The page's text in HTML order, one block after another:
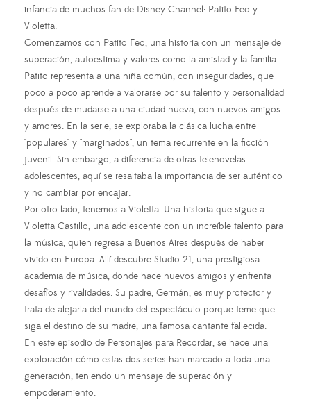
infancia de muchos fan de Disney Channel: Patito Feo y
Violetta.
Comenzamos con Patito Feo, una historia con un mensaje de
superación, autoestima y valores como la amistad y la familia.
Patito representa a una niña común, con inseguridades, que
poco a poco aprende a valorarse por su talento y personalidad
después de mudarse a una ciudad nueva, con nuevos amigos
y amores. En la serie, se exploraba la clásica lucha entre
"populares" y "marginados", un tema recurrente en la ficción
juvenil. Sin embargo, a diferencia de otras telenovelas
adolescentes, aquí se resaltaba la importancia de ser auténtico
y no cambiar por encajar.
Por otro lado, tenemos a Violetta. Una historia que sigue a
Violetta Castillo, una adolescente con un increíble talento para
la música, quien regresa a Buenos Aires después de haber
vivido en Europa. Allí descubre Studio 21, una prestigiosa
academia de música, donde hace nuevos amigos y enfrenta
desafíos y rivalidades. Su padre, Germán, es muy protector y
trata de alejarla del mundo del espectáculo porque teme que
siga el destino de su madre, una famosa cantante fallecida.
En este episodio de Personajes para Recordar, se hace una
exploración cómo estas dos series han marcado a toda una
generación, teniendo un mensaje de superación y
empoderamiento.